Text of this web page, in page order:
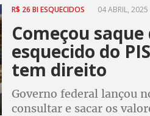
R$ 26 BI ESQUECIDOS 04 ABRIL,
Começou
esquecido do
tem direito
Governo federal lançou
consultar e sacar os